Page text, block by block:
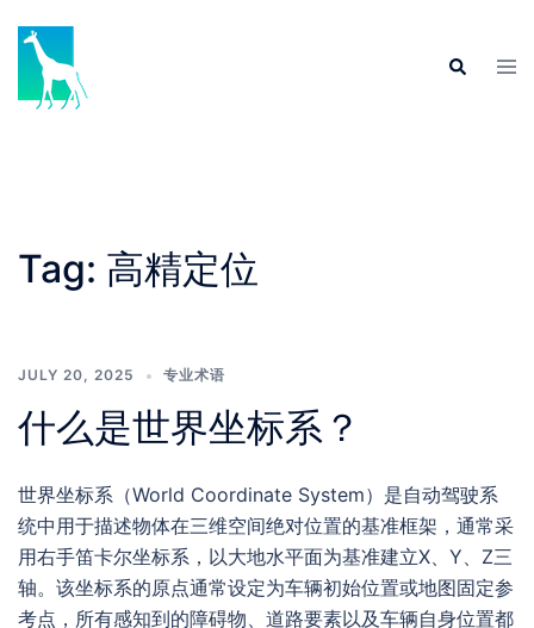
content
Search
Tag: 高精定位
JULY 20, 2025 专业术语
什么是世界坐标系？
世界坐标系（World Coordinate System）是自动驾驶系
统中用于描述物体在三维空间绝对位置的基准框架，通常采
用右手笛卡尔坐标系，以大地水平面为基准建立X、Y、Z三
轴。该坐标系的原点通常设定为车辆初始位置或地图固定参
考点，所有感知到的障碍物、道路要素以及车辆自身位置都